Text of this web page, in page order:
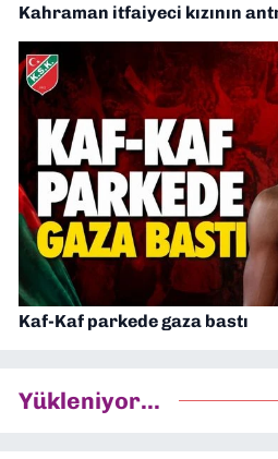
Kahraman itfaiyeci kızının
Kaf-Kaf parkede gaza bastı
Yükleniyor...